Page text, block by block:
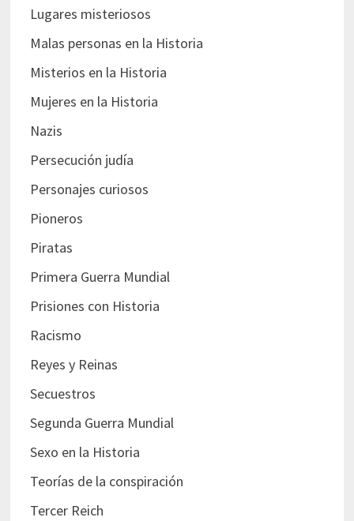
Lugares misteriosos
Malas personas en la Historia
Misterios en la Historia
Mujeres en la Historia
Nazis
Persecución judía
Personajes curiosos
Pioneros
Piratas
Primera Guerra Mundial
Prisiones con Historia
Racismo
Reyes y Reinas
Secuestros
Segunda Guerra Mundial
Sexo en la Historia
Teorías de la conspiración
Tercer Reich